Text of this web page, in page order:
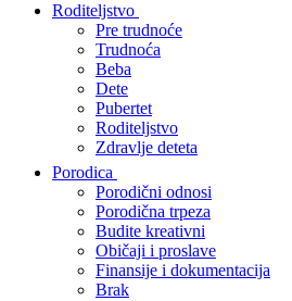
Roditeljstvo
Pre trudnoće
Trudnoća
Beba
Dete
Pubertet
Roditeljstvo
Zdravlje deteta
Porodica
Porodični odnosi
Porodična trpeza
Budite kreativni
Običaji i proslave
Finansije i dokumentacija
Brak